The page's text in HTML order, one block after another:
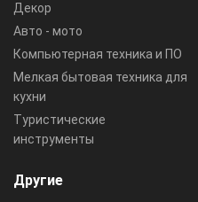
Декор
Авто - мото
Компьютерная техника и ПО
Мелкая бытовая техника для
кухни
Туристические
инструменты
Другие